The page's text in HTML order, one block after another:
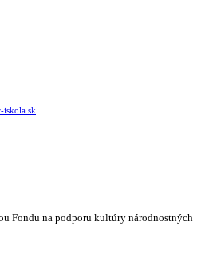
iskola.sk
Fondu na podporu kultúry národnostných